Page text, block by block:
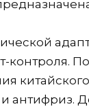
контроля.
и антифриз.